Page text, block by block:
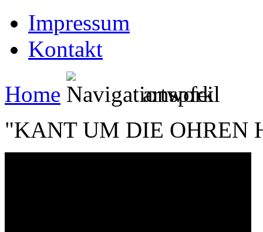
Impressum
Kontakt
Home
artwork
"KANT UM DIE OHREN